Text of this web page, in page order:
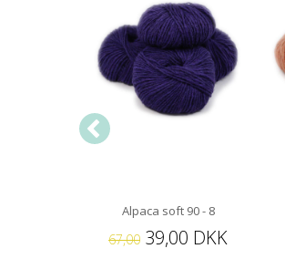
Alpaca soft 90 - 8
67,00 39,00 DKK